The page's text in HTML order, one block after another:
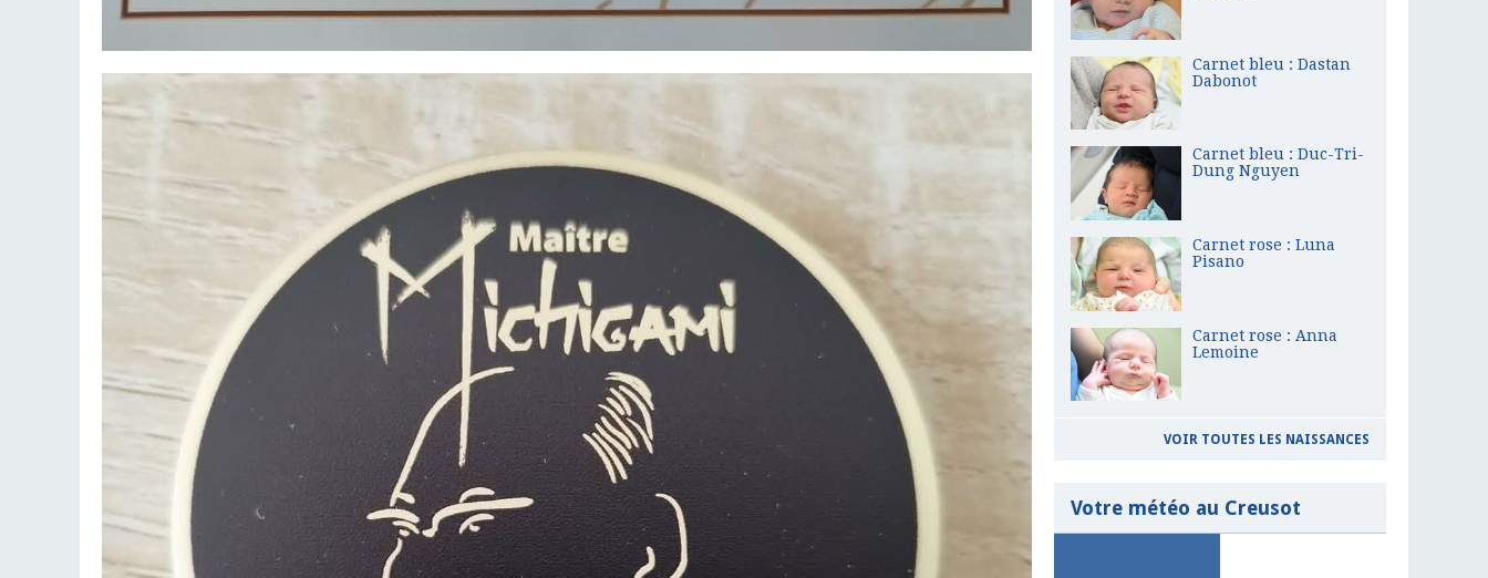
Carnet bleu : Dastan
Dabonot
Carnet bleu : Duc-Tri-
Dung Nguyen
Carnet rose : Luna
Pisano
Carnet rose : Anna
Lemoine
VOIR TOUTES LES NAISSANCES
Votre météo au Creusot